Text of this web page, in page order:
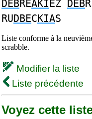
DEBREAKIEZ DEB
RUDBECKIAS
Liste conforme à la
scrabble.
Modifier la liste
Liste précédente
Voyez cette